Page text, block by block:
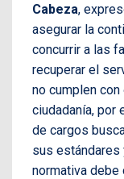
Cabeza,
asegurar la
concurrir a las
recuperar el
no cumplen
ciudadanía, por
de cargos
sus estándares
normativa debe